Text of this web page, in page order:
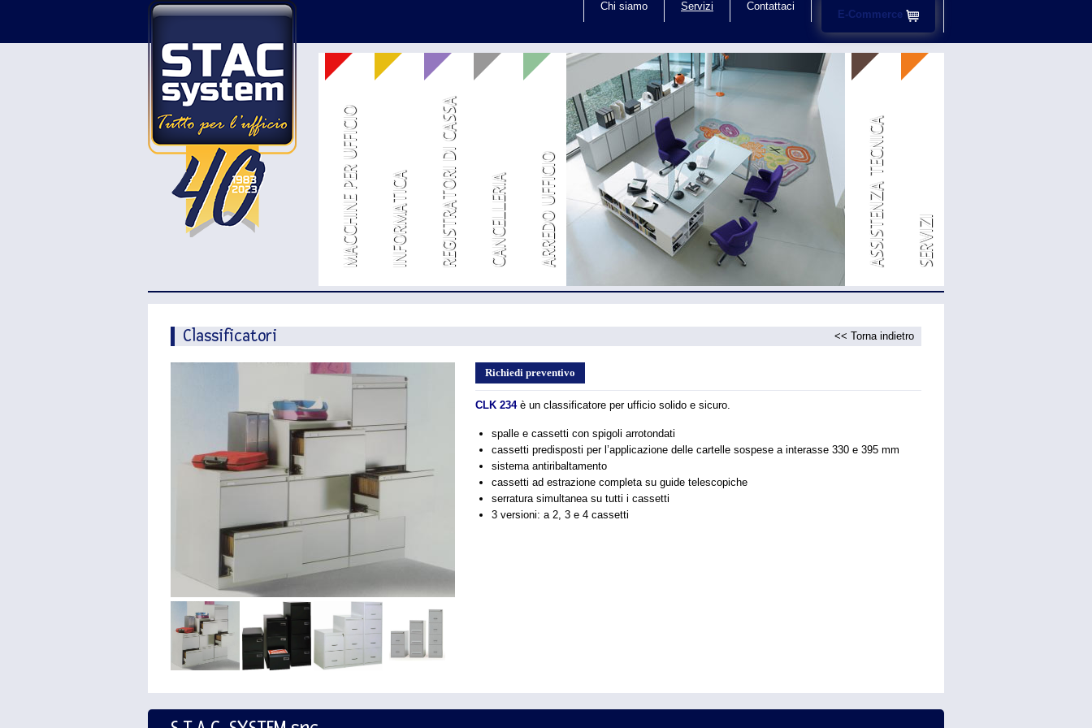
Chi siamo Servizi Contattaci
E-Commerce
MACCHINE PER UFFICIO INFORMATICA REGISTRATORI DI CASSA CANCELLERIA ARREDO UFFICIO ASSISTENZA TECNICA SERVIZI
Classificatori << Torna indietro
Richiedi preventivo
CLK 234è un classificatore per ufficio solido e sicuro.
spalle e cassetti con spigoli arrotondati
cassetti predisposti per l’applicazione delle cartelle sospese a interasse 330 e 395 mm
sistema antiribaltamento
cassetti ad estrazione completa su guide telescopiche
serratura simultanea su tutti i cassetti
3 versioni: a 2, 3 e 4 cassetti